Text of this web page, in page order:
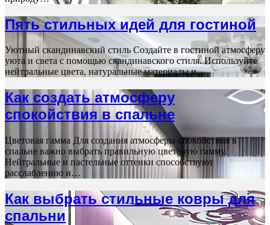
Пять стильных идей для гостиной
Уютный скандинавский стиль Создайте в гостиной атмосферу
уюта и света с помощью скандинавского стиля. Используйте
нейтральные цвета, натуральные материалы и…
Как создать атмосферу
спокойствия в спальне
Цветовая гамма Для создания атмосферы спокойствия в
спальне важно выбрать правильную цветовую гамму.
Нейтральные и пастельные оттенки способствуют
расслаблению и…
Как выбрать стильные ковры для
спальни